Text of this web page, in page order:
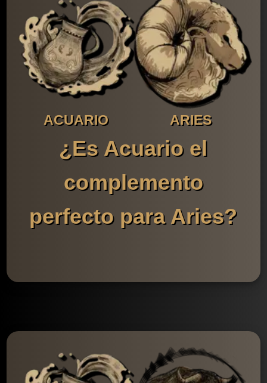
ACUARIO ARIES
¿Es Acuario el
complemento
perfecto para Aries?